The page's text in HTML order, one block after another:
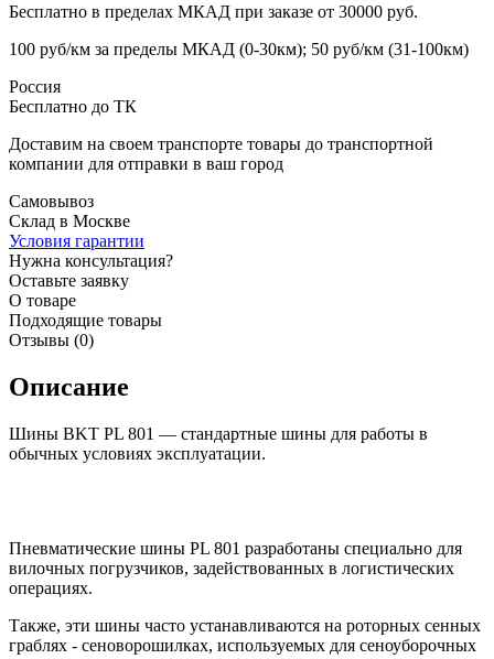
Бесплатно в пределах МКАД при заказе от 30000 руб.
100 руб/км за пределы МКАД (0-30км); 50 руб/км (31-100км)
Россия
Бесплатно до ТК
Доставим на своем транспорте товары до транспортной
компании для отправки в ваш город
Самовывоз
Склад в Москве
Условия гарантии
Нужна консультация?
Оставьте заявку
О товаре
Подходящие товары
Отзывы (0)
Описание
Шины BKT PL 801 — стандартные шины для работы в
обычных условиях эксплуатации.
Пневматические шины PL 801 разработаны специально для
вилочных погрузчиков, задействованных в логистических
операциях.
Также, эти шины часто устанавливаются на роторных сенных
граблях - сеноворошилках, используемых для сеноуборочных